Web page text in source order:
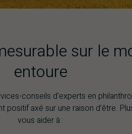
sur le
entoure
conseils d’experts en
positif axé sur une raison d’être.
vous aider à :